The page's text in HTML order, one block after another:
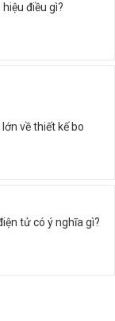
điều gì?
về thiết kế bo
tử có ý nghĩa gì?